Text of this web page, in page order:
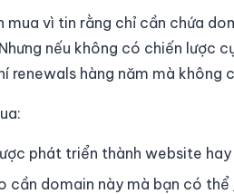
mua vì tin rằng chỉ cần chứa
nếu không có chiến lược
renewals hàng năm mà không
phát triển thành website
cần domain này mà bạn có thể